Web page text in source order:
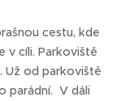
cestu, kde
v cíli. Parkoviště
Už od parkoviště
parádní. V dáli